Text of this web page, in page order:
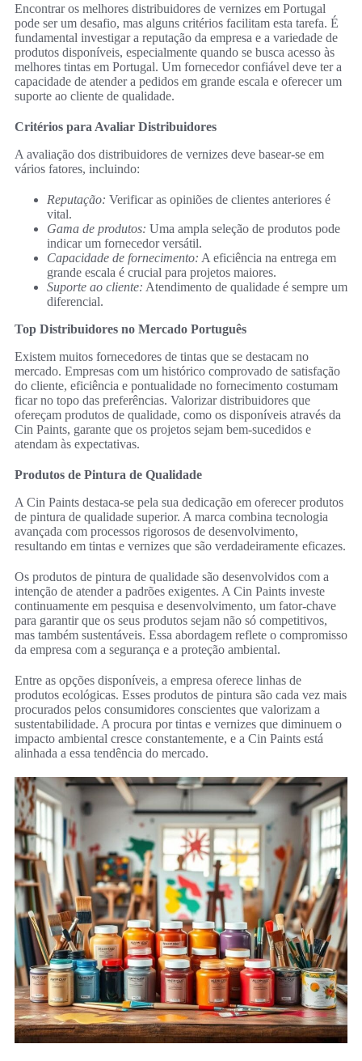
Encontrar os melhores distribuidores de vernizes em Portugal
pode ser um desafio, mas alguns critérios facilitam esta tarefa. É
fundamental investigar a reputação da empresa e a variedade de
produtos disponíveis, especialmente quando se busca acesso às
melhores tintas em Portugal. Um fornecedor confiável deve ter a
capacidade de atender a pedidos em grande escala e oferecer um
suporte ao cliente de qualidade.
Critérios para Avaliar Distribuidores
A avaliação dos distribuidores de vernizes deve basear-se em
vários fatores, incluindo:
Reputação: Verificar as opiniões de clientes anteriores é
vital.
Gama de produtos: Uma ampla seleção de produtos pode
indicar um fornecedor versátil.
Capacidade de fornecimento: A eficiência na entrega em
grande escala é crucial para projetos maiores.
Suporte ao cliente: Atendimento de qualidade é sempre um
diferencial.
Top Distribuidores no Mercado Português
Existem muitos fornecedores de tintas que se destacam no
mercado. Empresas com um histórico comprovado de satisfação
do cliente, eficiência e pontualidade no fornecimento costumam
ficar no topo das preferências. Valorizar distribuidores que
ofereçam produtos de qualidade, como os disponíveis através da
Cin Paints, garante que os projetos sejam bem-sucedidos e
atendam às expectativas.
Produtos de Pintura de Qualidade
A Cin Paints destaca-se pela sua dedicação em oferecer produtos
de pintura de qualidade superior. A marca combina tecnologia
avançada com processos rigorosos de desenvolvimento,
resultando em tintas e vernizes que são verdadeiramente eficazes.
Os produtos de pintura de qualidade são desenvolvidos com a
intenção de atender a padrões exigentes. A Cin Paints investe
continuamente em pesquisa e desenvolvimento, um fator-chave
para garantir que os seus produtos sejam não só competitivos,
mas também sustentáveis. Essa abordagem reflete o compromisso
da empresa com a segurança e a proteção ambiental.
Entre as opções disponíveis, a empresa oferece linhas de
produtos ecológicas. Esses produtos de pintura são cada vez mais
procurados pelos consumidores conscientes que valorizam a
sustentabilidade. A procura por tintas e vernizes que diminuem o
impacto ambiental cresce constantemente, e a Cin Paints está
alinhada a essa tendência do mercado.